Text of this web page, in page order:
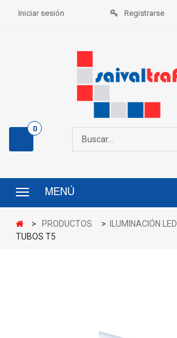
Registrarse
Iniciar sesión
0
Menú MENÚ
> PRODUCTOS > ILUMINACIÓN LED
TUBOS T5